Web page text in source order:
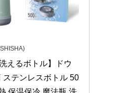
えるボトル】ドウ
ステンレスボトル 50